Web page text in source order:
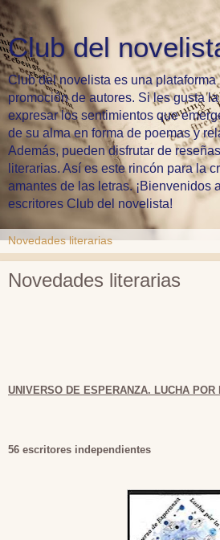
Club del
Club del novelista es una
promoción de autores. Si les gusta
expresar los sentimientos que
de su alma en forma de poemas y
Además, pueden disfrutar de
literarias. Así es este rincón para la
amantes de las letras. ¡Bienvenidos
escritores Club del novelista!
Novedades literarias
UNIVERSO DE ESPERANZA. LUCHA POR
56 escritores independientes